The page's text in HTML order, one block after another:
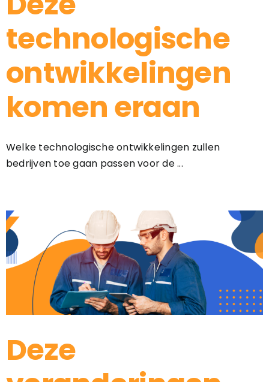
technologische
ontwikkelingen
komen eraan
Welke technologische ontwikkelingen zullen
bedrijven toe gaan passen voor de ...
Deze